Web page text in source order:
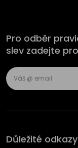
Pro odběr
slev zadejte
Důležité odkazy